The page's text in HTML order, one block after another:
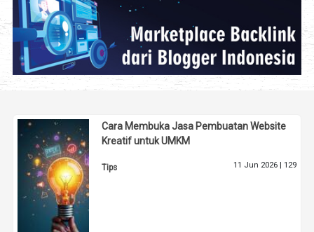
Cara Membuka Jasa Pembuatan Website
Kreatif untuk UMKM
Tips 11 Jun 2026 | 129